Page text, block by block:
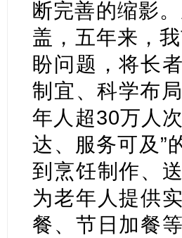
断完善的缩影
盖，五年来，
盼问题，将长
制宜、科学布
年人超30万人
达、服务可及”
到烹饪制作、
为老年人提供
餐、节日加餐